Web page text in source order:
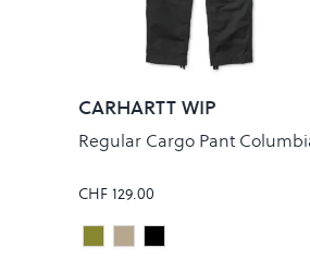
CARHARTT WIP
Regular Cargo Pant
CHF 129.00
Colour
Cypress Rinsed
Leather Rinsed
Black Rinsed